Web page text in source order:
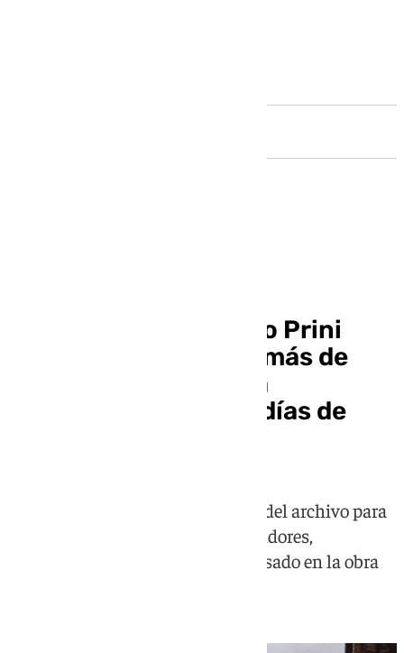
El legado de Fernando Prini
encuentra su hogar: más de
800 piezas pasan a la
Agrupación de Cofradías de
La institución asume la custodia del archivo para
ponerlo a disposición de investigadores,
hermandades y del público interesado en la obra